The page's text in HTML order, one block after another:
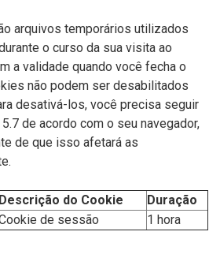
arquivos temporários utilizados
o curso da sua visita ao
a validade quando você fecha o
não podem ser desabilitados
desativá-los, você precisa seguir
de acordo com o seu navegador,
de que isso afetará as
Descrição do Cookie
Duração
de sessão 1 hora